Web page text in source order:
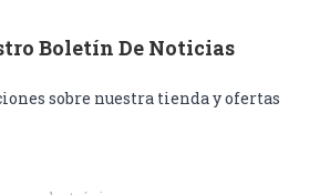
Boletín De Noticias
sobre nuestra tienda y ofertas